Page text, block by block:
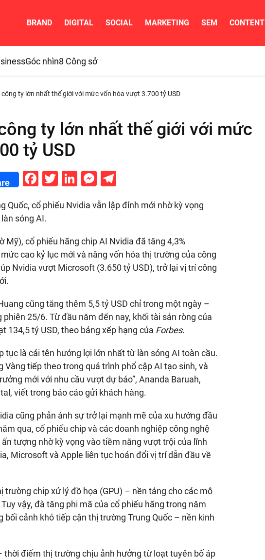
BRAND DIGITAL SOCIAL MARKETING SEM CONTENT
Góc nhìn8 Công sở
ty lớn nhất thế giới với mức vốn hóa vượt 3.700 tỷ USD
ty lớn nhất thế giới với mức
tỷ USD
Facebook
Twitter
LinkedIn
Messenger
Telegram
Quốc, cổ phiếu Nvidia vẫn lập đỉnh mới nhờ kỳ vọng
sóng AI.
Mỹ), cổ phiếu hãng chip AI Nvidia đã tăng 4,3%
cao kỷ lục mới và nâng vốn hóa thị trường của công
Nvidia vượt Microsoft (3.650 tỷ USD), trở lại vị trí công
cũng tăng thêm 5,5 tỷ USD chỉ trong một ngày –
25/6. Từ đầu năm đến nay, khối tài sản ròng của
134,5 tỷ USD, theo bảng xếp hạng của Forbes.
tục là cái tên hưởng lợi lớn nhất từ làn sóng AI toàn cầu.
Vàng tiếp theo trong quá trình phổ cập AI tạo sinh, và
mới với nhu cầu vượt dự báo”, Ananda Baruah,
viết trong báo cáo gửi khách hàng.
cũng phản ánh sự trở lại mạnh mẽ của xu hướng đầu
qua, cổ phiếu chip và các doanh nghiệp công nghệ
tượng nhờ kỳ vọng vào tiềm năng vượt trội của lĩnh
Microsoft và Apple liên tục hoán đổi vị trí dẫn đầu về
trường chip xử lý đồ họa (GPU) – nền tảng cho các mô
vậy, đà tăng phi mã của cổ phiếu hãng trong năm
bối cảnh khó tiếp cận thị trường Trung Quốc – nền kinh
điểm thị trường chịu ảnh hưởng từ loạt tuyên bố áp